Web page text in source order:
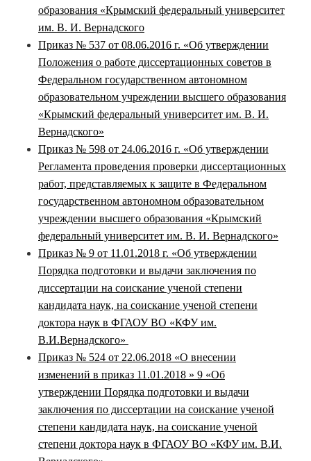
образования «Крымский федеральный университет
им. В. И. Вернадского
Приказ № 537 от 08.06.2016 г. «Об утверждении
Положения о работе диссертационных советов в
Федеральном государственном автономном
образовательном учреждении высшего образования
«Крымский федеральный университет им. В. И.
Вернадского»
Приказ № 598 от 24.06.2016 г. «Об утверждении
Регламента проведения проверки диссертационных
работ, представляемых к защите в Федеральном
государственном автономном образовательном
учреждении высшего образования «Крымский
федеральный университет им. В. И. Вернадского»
Приказ № 9 от 11.01.2018 г. «Об утверждении
Порядка подготовки и выдачи заключения по
диссертации на соискание ученой степени
кандидата наук, на соискание ученой степени
доктора наук в ФГАОУ ВО «КФУ им.
В.И.Вернадского»
Приказ № 524 от 22.06.2018 «О внесении
изменений в приказ 11.01.2018 » 9 «Об
утверждении Порядка подготовки и выдачи
заключения по диссертации на соискание ученой
степени кандидата наук, на соискание ученой
степени доктора наук в ФГАОУ ВО «КФУ им. В.И.